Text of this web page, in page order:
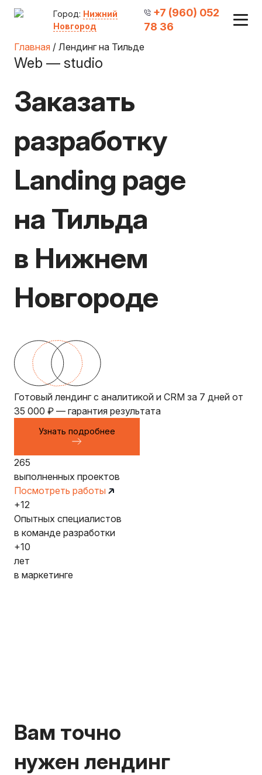
Город: Нижний
Новгород
+7 (960) 052
78 36
Главная / Лендинг на Тильде
Web — studio
Заказать
разработку
Landing page
на Тильда
в Нижнем
Новгороде
Готовый лендинг с аналитикой и CRM за 7 дней от
35 000 ₽ — гарантия результата
Узнать подробнее
265
выполненных проектов
Посмотреть работы
+12
Опытных специалистов
в команде разработки
+10
лет
в маркетинге
Вам точно
нужен лендинг